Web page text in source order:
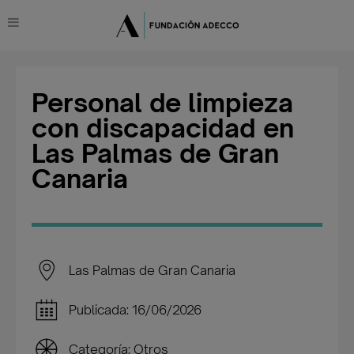
Personal de limpieza
con discapacidad en
Las Palmas de Gran
Canaria
Las Palmas de Gran Canaria
Publicada: 16/06/2026
Categoría: Otros